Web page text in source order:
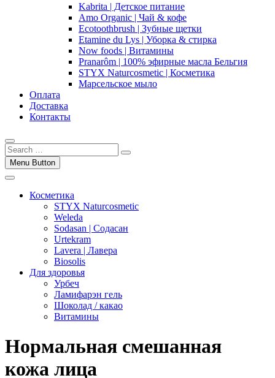
Kabrita | Детское питание
Amo Organic | Чай & кофе
Ecotoothbrush | Зубные щетки
Etamine du Lys | Уборка & стирка
Now foods | Витамины
Pranarôm | 100% эфирные масла Бельгия
STYX Naturcosmetic | Косметика
Марсельское мыло
Оплата
Доставка
Контакты
Menu Button
Косметика
STYX Naturcosmetic
Weleda
Sodasan | Содасан
Urtekram
Lavera | Лавера
Biosolis
Для здоровья
Урбеч
Ламифарэн гель
Шоколад / какао
Витамины
Нормальная смешанная
кожа лица